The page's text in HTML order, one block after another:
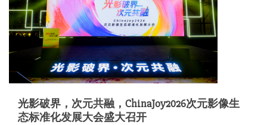
光影破界，次元共融，ChinaJoy2026次元影像生
态标准化发展大会盛大召开